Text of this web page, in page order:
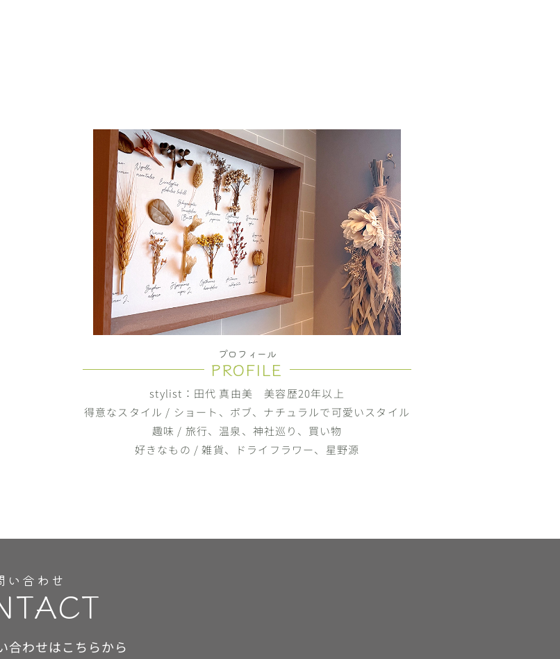
プロフィール
PROFILE
stylist：田代 真由美 美容歴20年以上
得意なスタイル / ショート、ボブ、ナチュラルで可愛いスタイル
趣味 / 旅行、温泉、神社巡り、買い物
好きなもの / 雑貨、ドライフラワー、星野源
い合わせ
合わせはこちらから